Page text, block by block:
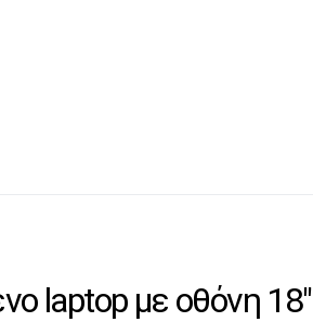
laptop με οθόνη 18″